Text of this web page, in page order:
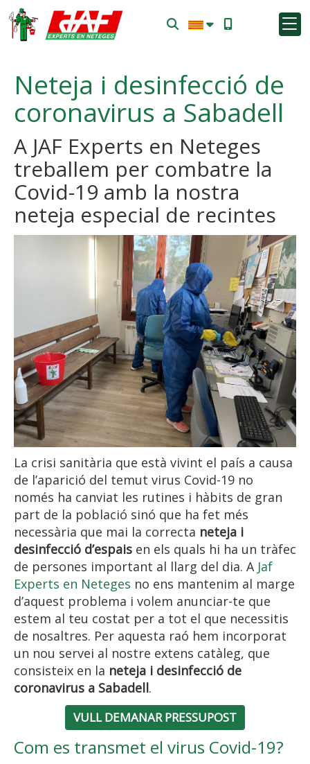
Neteja i desinfecció de
coronavirus a Sabadell
A JAF Experts en Neteges
treballem per combatre la
Covid-19 amb la nostra
neteja especial de recintes
La crisi sanitària que està vivint el país a causa
de l’aparició del temut virus Covid-19 no
només ha canviat les rutines i hàbits de gran
part de la població sinó que ha fet més
necessària que mai la correcta neteja i
desinfecció d’espais en els quals hi ha un tràfec
de persones important al llarg del dia. A Jaf
Experts en Neteges no ens mantenim al marge
d’aquest problema i volem anunciar-te que
estem al teu costat per a tot el que necessitis
de nosaltres. Per aquesta raó hem incorporat
un nou servei al nostre extens catàleg, que
consisteix en la neteja i desinfecció de
coronavirus a Sabadell.
VULL DEMANAR PRESSUPOST
Com es transmet el virus Covid-19?